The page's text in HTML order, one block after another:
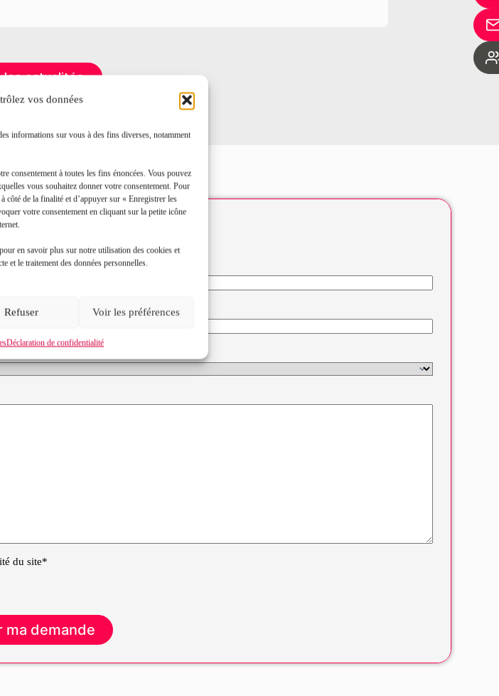
vos données
informations sur vous à des fins diverses, notamment
consentement à toutes les fins énoncées. Vous pouvez
vous souhaitez donner votre consentement. Pour
côté de la finalité et d’appuyer sur « Enregistrer les
votre consentement en cliquant sur la petite icône
en savoir plus sur notre utilisation des cookies et
et le traitement des données personnelles.
Refuser Voir les préférences
Déclaration de confidentialité
les actualités
Prénom*
Objet de votre demande*
du site*